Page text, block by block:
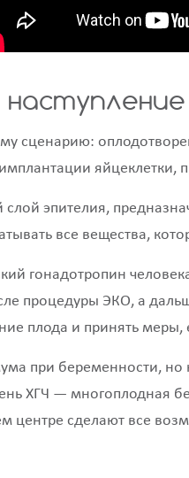
сценарию:
яйцеклетки,
эпителия,
все вещества,
гонадотропин
процедуры ЭКО, а
плода и принять меры,
при беременности,
ХГЧ —
центре сделают все